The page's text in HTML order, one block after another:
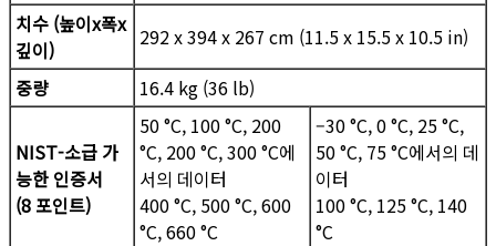
치수 (높이x폭x
깊이)
292 x 394 x 267 cm (11.5 x 15.5 x 10.5 in)
중량
16.4 kg (36 lb)
NIST-소급 가
능한 인증서
(8 포인트)
50 °C, 100 °C, 200
°C, 200 °C, 300 °C에
서의 데이터
400 °C, 500 °C, 600
°C, 660 °C
–30 °C, 0 °C, 25 °C,
50 °C, 75 °C에서의 데
이터
100 °C, 125 °C, 140
°C